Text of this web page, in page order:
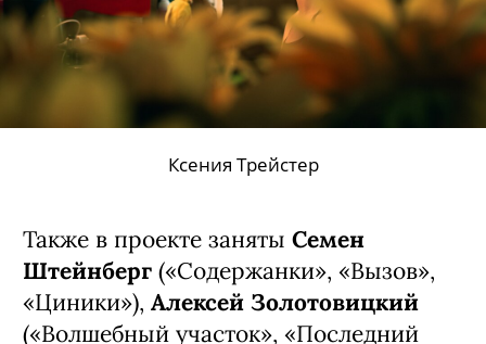
Ксения Трейстер
Также в проекте заняты Семен
Штейнберг («Содержанки», «Вызов»,
«Циники»), Алексей Золотовицкий
(«Волшебный участок», «Последний